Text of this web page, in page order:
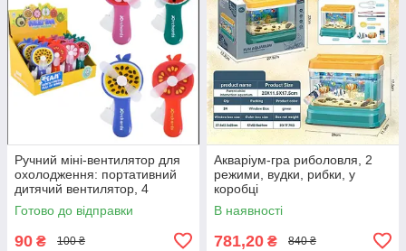
Ручний міні-вентилятор для
охолодження: портативний
дитячий вентилятор, 4
яскравих види мікс
Готово до відправки
90 ₴ 100 ₴
Акваріум-гра риболовля, 2
режими, вудки, рибки, у
коробці
В наявності
781,20 ₴ 840 ₴